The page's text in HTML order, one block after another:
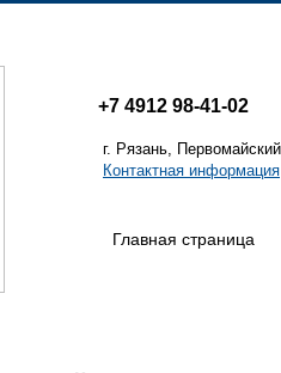
+7 4912 98-41-02
г. Рязань,
Контактная информация
Главная страница